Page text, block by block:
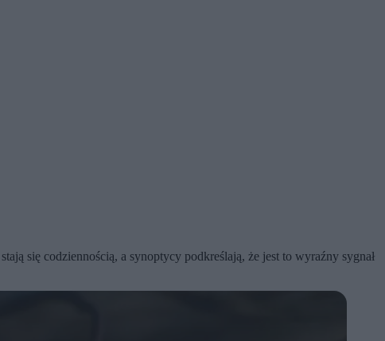
się codziennością, a synoptycy podkreślają, że jest to wyraźny sygnał